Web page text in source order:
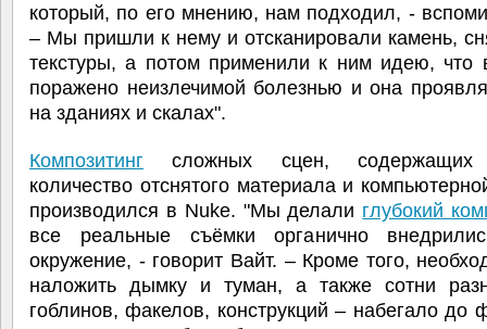
который, по его мнению, нам подходил, -
– Мы пришли к нему и отсканировали камень,
текстуры, а потом применили к ним идею, что
поражено неизлечимой болезнью и она
на зданиях и скалах".
Композитинг сложных сцен, содержащих
количество отснятого материала и
производился в Nuke. "Мы делали глубокий
все реальные съёмки органично
окружение, - говорит Вайт. – Кроме того,
наложить дымку и туман, а также сотни
гоблинов, факелов, конструкций – набегало до